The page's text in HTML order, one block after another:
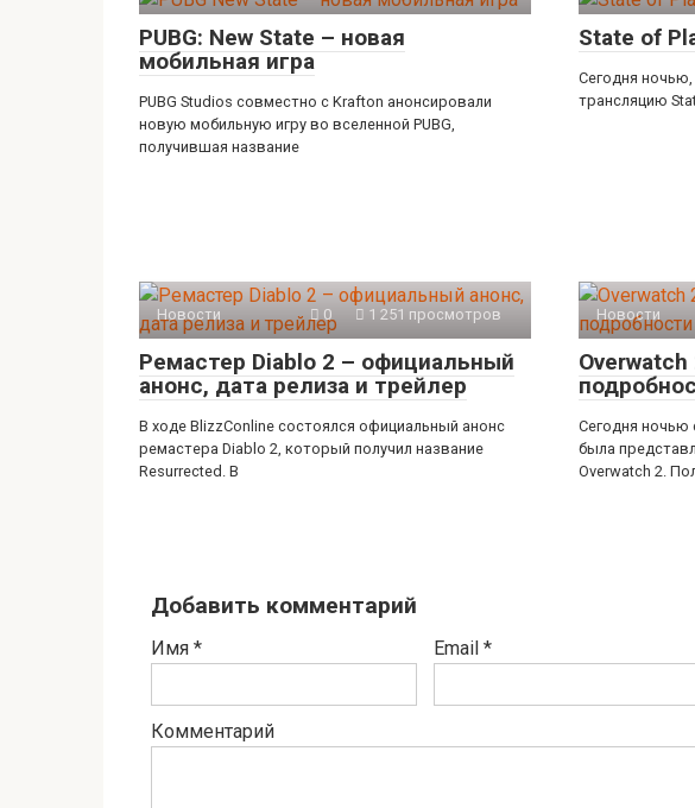
PUBG: New State – новая
мобильная игра
PUBG Studios совместно с Krafton анонсировали
новую мобильную игру во вселенной PUBG,
получившая название
State of
Сегодня
трансляцию
Новости 0 1 251 просмотров
Ремастер Diablo 2 – официальный
анонс, дата релиза и трейлер
В ходе BlizzConline состоялся официальный анонс
ремастера Diablo 2, который получил название
Resurrected. В
Новости
Сегодня ночью
была
Overwatch 2.
Добавить комментарий
Имя * Email *
Комментарий